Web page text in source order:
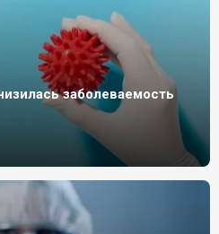
заболеваемость